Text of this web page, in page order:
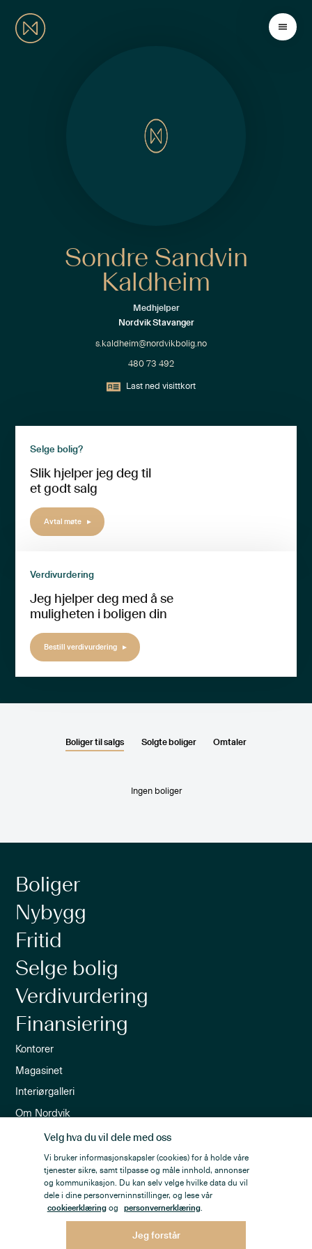
Sondre Sandvin
Kaldheim
Medhjelper
Nordvik Stavanger
s.kaldheim@nordvikbolig.no
480 73 492
Last ned visittkort
Selge bolig?
Slik hjelper jeg deg til
et godt salg
Avtal møte
Verdivurdering
Jeg hjelper deg med å se
muligheten i boligen din
Bestill verdivurdering
Boliger til salgs Solgte boliger Omtaler
Ingen boliger
Boliger
Nybygg
Fritid
Selge bolig
Verdivurdering
Finansiering
Kontorer
Magasinet
Interiørgalleri
Om Nordvik
Ledige stillinger
Nordvik-appen
Nyhetsbrev
Velg hva du vil dele med oss
Vi bruker informasjonskapsler (cookies) for å holde våre
tjenester sikre, samt tilpasse og måle innhold, annonser
og kommunikasjon. Du kan selv velge hvilke data du vil
dele i dine personverninnstillinger, og lese vår
cookieerklæringog personvernerklæring.
Jeg forstår